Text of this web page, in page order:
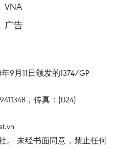
VNA
广告
9月11日颁发的1374/GP-
，传真：(024)
。 未经书面同意，禁止任何